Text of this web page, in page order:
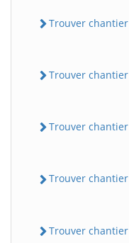
Trouver
Trouver chantier
Trouver chantier
Trouver chantier
Trouver chantier